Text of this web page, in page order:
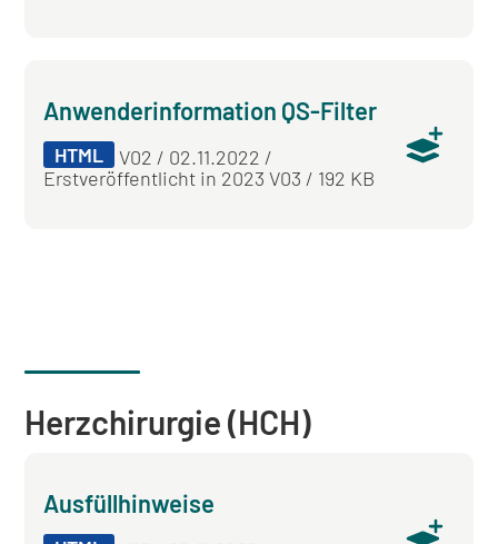
Anwenderinformation QS-Filter
HTML
V02 / 02.11.2022 /
Erstveröffentlicht in 2023 V03 / 192 KB
Herzchirurgie (HCH)
Ausfüllhinweise